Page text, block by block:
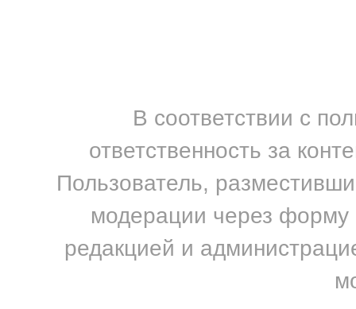
В соответствии с
ответственность за
Пользователь,
модерации через форму
редакцией и